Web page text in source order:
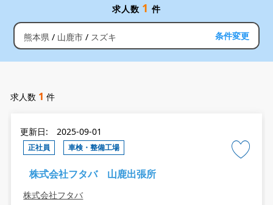
求人数 1 件
熊本県 山鹿市 スズキ 条件変更
求人数 1 件
更新日: 2025-09-01
正社員 車検・整備工場
株式会社フタバ 山鹿出張所
株式会社フタバ